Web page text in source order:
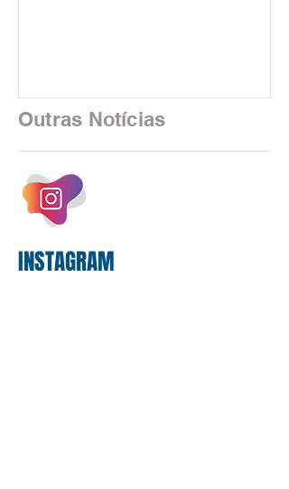
as federações que compõem a mesa de
negociações das empregadas e dos
empregados exigiram que a Caixa refaça
os cálculos e apresente uma nova
proposta. O entendimento é que a
proposta
Outras Notícias
INSTAGRAM